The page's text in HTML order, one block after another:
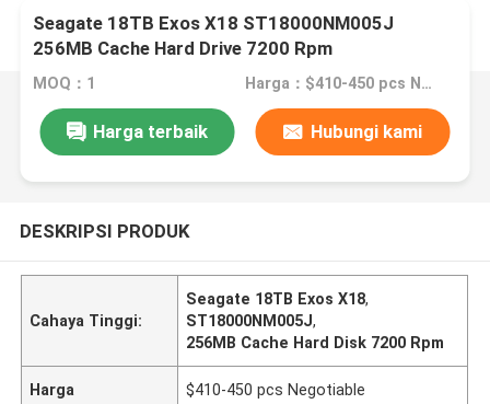
Seagate 18TB Exos X18 ST18000NM005J
256MB Cache Hard Drive 7200 Rpm
MOQ：1 Harga：$410-450 pcs Negotiable
Harga terbaik Hubungi kami
DESKRIPSI PRODUK
Cahaya Tinggi:
Seagate 18TB Exos X18,
ST18000NM005J,
256MB Cache Hard Disk 7200 Rpm
Harga $410-450 pcs Negotiable